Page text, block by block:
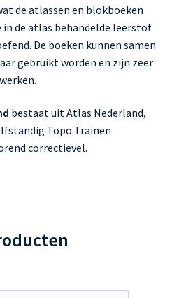
de atlassen en blokboeken
in de atlas behandelde leerstof
De boeken kunnen samen
gebruikt worden en zijn zeer
bestaat uit Atlas Nederland,
Topo Trainen
correctievel.